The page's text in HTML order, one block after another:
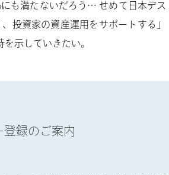
にも満たないだろう… せめて日本デス
投資家の資産運用をサポートする」
を示していきたい。
登録のご案内